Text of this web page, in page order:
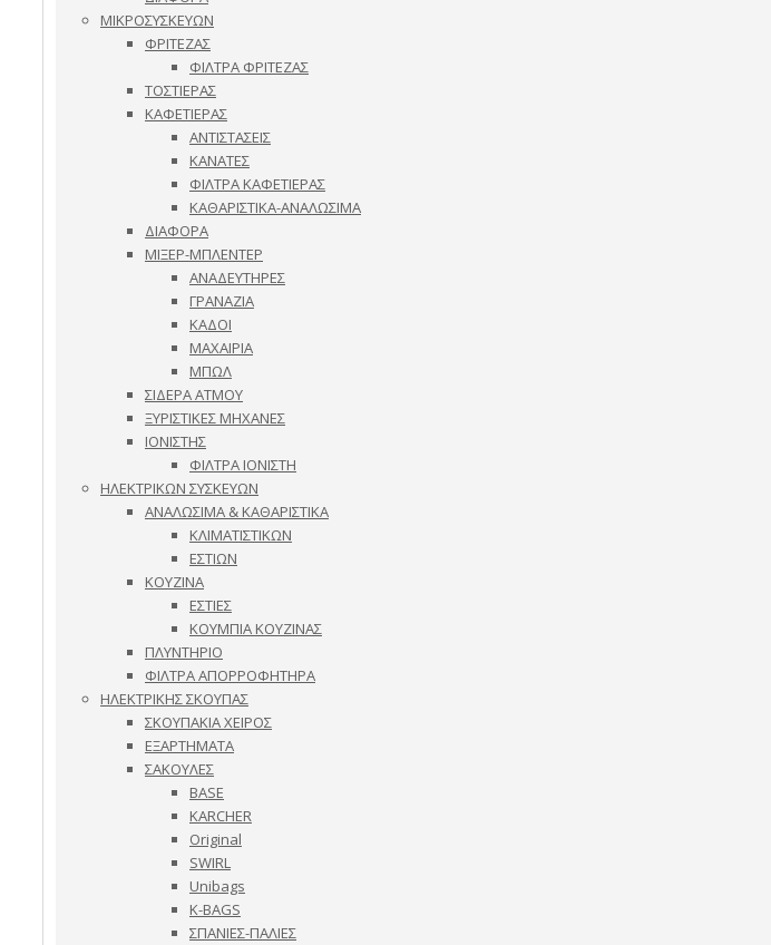
ΜΙΚΡΟΣΥΣΚΕΥΩΝ
ΦΡΙΤΕΖΑΣ
ΦΙΛΤΡΑ ΦΡΙΤΕΖΑΣ
ΤΟΣΤΙΕΡΑΣ
ΚΑΦΕΤΙΕΡΑΣ
ΑΝΤΙΣΤΑΣΕΙΣ
ΚΑΝΑΤΕΣ
ΦΙΛΤΡΑ ΚΑΦΕΤΙΕΡΑΣ
ΚΑΘΑΡΙΣΤΙΚΑ-ΑΝΑΛΩΣΙΜΑ
ΔΙΑΦΟΡΑ
ΜΙΞΕΡ-ΜΠΛΕΝΤΕΡ
ΑΝΑΔΕΥΤΗΡΕΣ
ΓΡΑΝΑΖΙΑ
ΚΑΔΟΙ
ΜΑΧΑΙΡΙΑ
ΜΠΩΛ
ΣΙΔΕΡΑ ΑΤΜΟΥ
ΞΥΡΙΣΤΙΚΕΣ ΜΗΧΑΝΕΣ
ΙΟΝΙΣΤΗΣ
ΦΙΛΤΡΑ ΙΟΝΙΣΤΗ
ΗΛΕΚΤΡΙΚΩΝ ΣΥΣΚΕΥΩΝ
ΑΝΑΛΩΣΙΜΑ & ΚΑΘΑΡΙΣΤΙΚΑ
ΚΛΙΜΑΤΙΣΤΙΚΩΝ
ΕΣΤΙΩΝ
ΚΟΥΖΙΝΑ
ΕΣΤΙΕΣ
ΚΟΥΜΠΙΑ ΚΟΥΖΙΝΑΣ
ΠΛΥΝΤΗΡΙΟ
ΦΙΛΤΡΑ ΑΠΟΡΡΟΦΗΤΗΡΑ
ΗΛΕΚΤΡΙΚΗΣ ΣΚΟΥΠΑΣ
ΣΚΟΥΠΑΚΙΑ ΧΕΙΡΟΣ
ΕΞΑΡΤΗΜΑΤΑ
ΣΑΚΟΥΛΕΣ
BASE
KARCHER
Original
SWIRL
Unibags
K-BAGS
ΣΠΑΝΙΕΣ-ΠΑΛΙΕΣ